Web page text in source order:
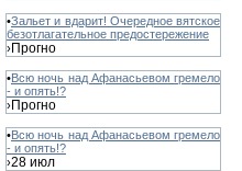
•Зальет и вдарит! Очередное вятское
безотлагательное предостережение
›Прогно
•Всю ночь над Афанасьевом гремело
- и опять!?
›Прогно
•Всю ночь над Афанасьевом гремело
- и опять!?
›28 июл